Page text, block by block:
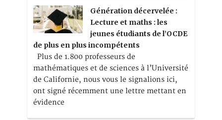
Génération décervelée :
Lecture et maths : les
jeunes étudiants de l’OCDE
de plus en plus incompétents
Plus de 1.800 professeurs de
mathématiques et de sciences à l’Université
de Californie, nous vous le signalions ici,
ont signé récemment une lettre mettant en
évidence